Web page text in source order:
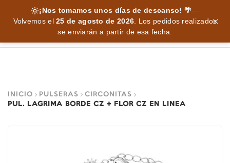
¡Nos tomamos unos días de descanso! 🌴—
Volvemos el25 de agosto de 2026. Los pedidos realizados
se enviarán a partir de esa fecha.
INICIO PULSERAS
CIRCONITAS
PUL. LAGRIMA BORDE CZ + FLOR CZ EN LINEA